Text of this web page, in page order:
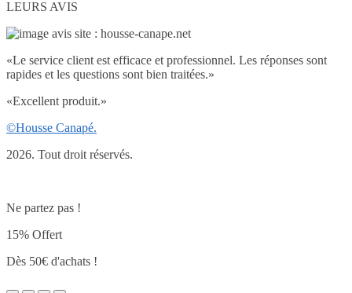
LEURS AVIS
«Le service client est efficace et professionnel. Les réponses sont
rapides et les questions sont bien traitées.»
«Excellent produit.»
©Housse Canapé.
2026. Tout droit réservés.
Ne partez pas !
15% Offert
Dès 50€ d'achats !